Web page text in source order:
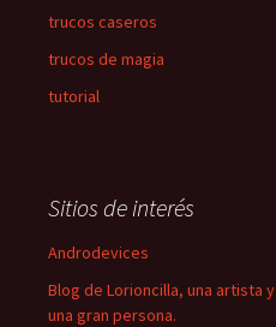
trucos caseros
trucos de magia
tutorial
Sitios de interés
Androdevices
Blog de Lorioncilla, una artista y
una gran persona.